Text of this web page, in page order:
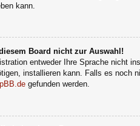
kann.
Board nicht zur Auswahl!
entweder Ihre Sprache nicht
installieren kann. Falls es noch
gefunden werden.